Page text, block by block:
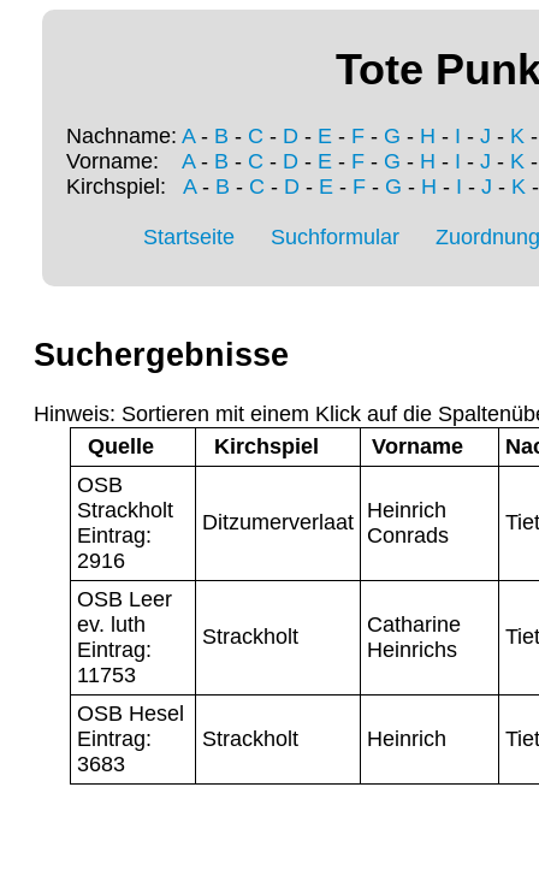
Tote
Nachname: A- B - C - D - E - F - G - H - I - J - K
Vorname: A- B - C - D - E - F - G - H - I - J - K
Kirchspiel: A- B - C - D- E- F- G - H - I - J - K
Startseite Suchformular
Suchergebnisse
Hinweis: Sortieren mit einem Klick auf die
Quelle
Kirchspiel Vorname
OSB
Strackholt
Eintrag:
2916
Ditzumerverlaat Heinrich
Conrads
OSB Leer
ev. luth
Eintrag:
11753
Strackholt
Catharine
Heinrichs
OSB Hesel
Eintrag:
3683
Strackholt Heinrich